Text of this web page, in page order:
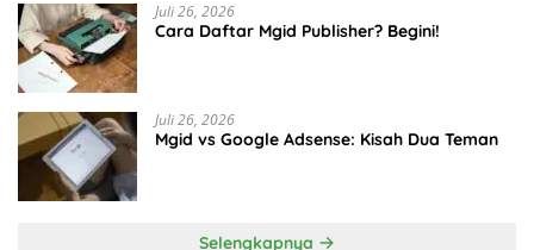
Juli 26, 2026
Cara Daftar Mgid Publisher? Begini!
Juli 26, 2026
Mgid vs Google Adsense: Kisah Dua Teman
Selengkapnya